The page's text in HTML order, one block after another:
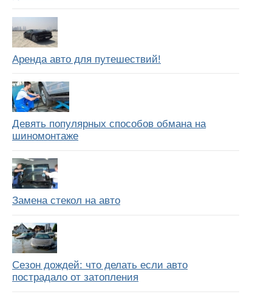
Аренда авто для путешествий!
Девять популярных способов обмана на
шиномонтаже
Замена стекол на авто
Сезон дождей: что делать если авто
пострадало от затопления